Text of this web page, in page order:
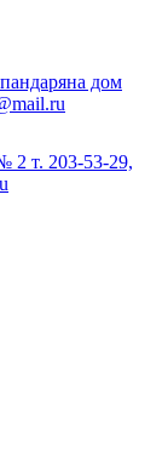
дом
т. 203-53-29,